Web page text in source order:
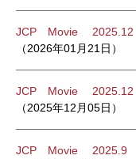
JCP Movie 2025.12
（2026年01月21日）
JCP Movie 2025.12
（2025年12月05日）
JCP Movie 2025.9